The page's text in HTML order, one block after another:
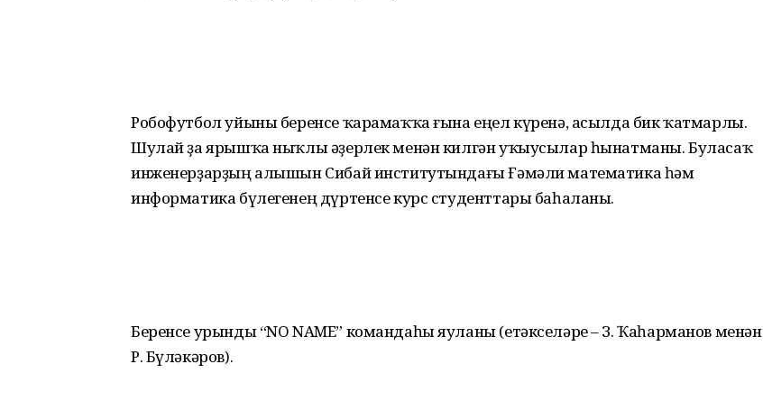
Робофутбол уйыны беренсе ҡарамаҡҡа ғына еңел күренә, асылда бик ҡатмарлы.
Шулай ҙа ярышҡа ныҡлы әҙерлек менән килгән уҡыусылар һынатманы. Буласаҡ
инженерҙарҙың алышын Сибай институтындағы Ғәмәли математика һәм
информатика бүлегенең дүртенсе курс студенттары баһаланы.
Беренсе урынды “NO NAME” командаһы яуланы (етәкселәре – З. Ҡаһарманов менән
Р. Бүләкәров).